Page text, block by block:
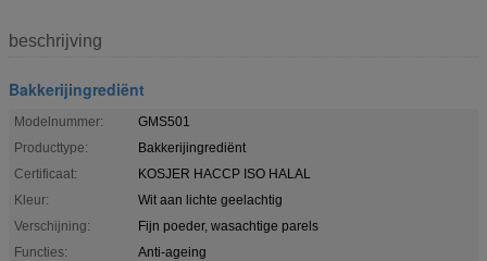
beschrijving
Bakkerijingrediënt
Modelnummer:
GMS501
Producttype:
Bakkerijingrediënt
Certificaat:
KOSJER HACCP ISO HALAL
Kleur:
Wit aan lichte geelachtig
Verschijning:
Fijn poeder, wasachtige parels
Functies:
Anti-ageing